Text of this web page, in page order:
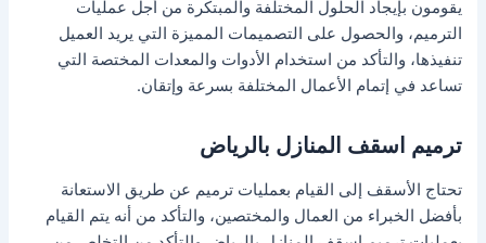
يقومون بإيجاد الحلول المختلفة والمبتكرة من أجل عمليات
الترميم، والحصول على التصميمات المميزة التي يريد العميل
تنفيذها، والتأكد من استخدام الأدوات والمعدات المختصة التي
تساعد في إتمام الأعمال المختلفة بسرعة وإتقان.
ترميم اسقف المنازل بالرياض
تحتاج الأسقف إلى القيام بعمليات ترميم عن طريق الاستعانة
بأفضل الخبراء من العمال والمختصين، والتأكد من أنه يتم القيام